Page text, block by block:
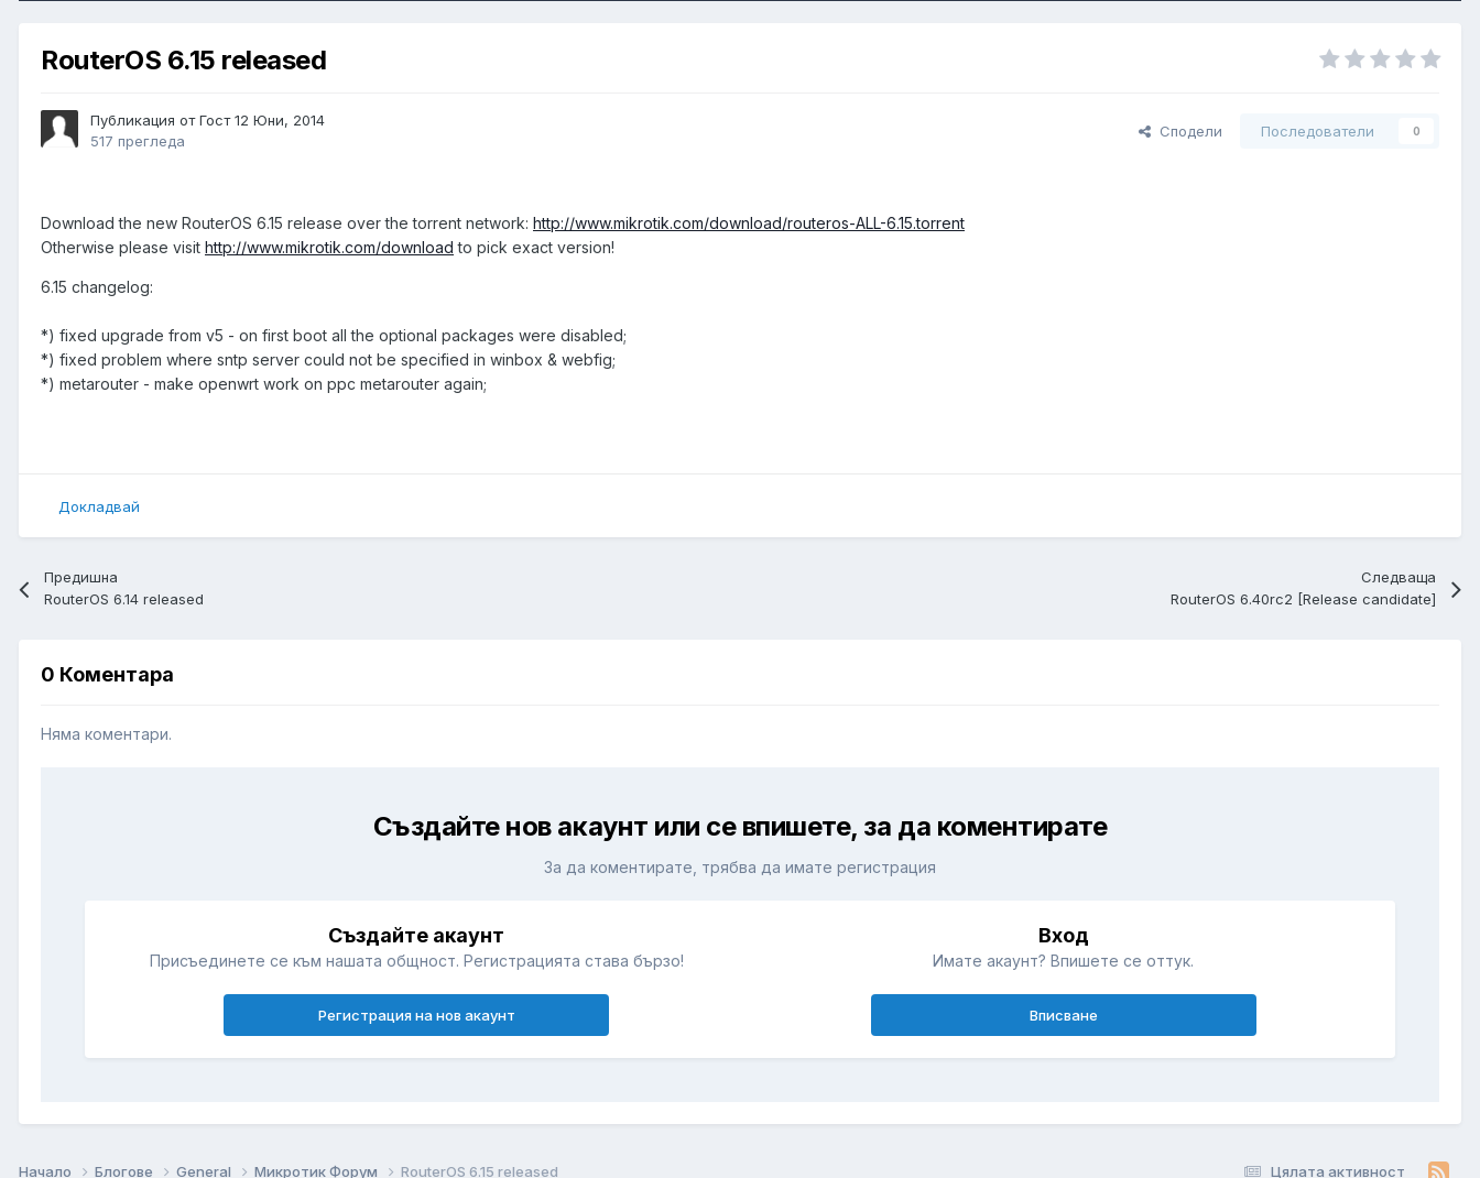
RouterOS 6.15 released
Публикация от Гост12 Юни, 2014
517 прегледа
Сподели Последователи 0
Download the new RouterOS 6.15 release over the torrent network: http://www.mikrotik.com/download/routeros-ALL-6.15.torrent
Otherwise please visit http://www.mikrotik.com/download to pick exact version!
6.15 changelog:
*) fixed upgrade from v5 - on first boot all the optional packages were disabled;
*) fixed problem where sntp server could not be specified in winbox & webfig;
*) metarouter - make openwrt work on ppc metarouter again;
Докладвай
Предишна
RouterOS 6.14 released
Следваща
RouterOS 6.40rc2 [Release candidate]
0 Коментара
Няма коментари.
Създайте нов акаунт или се впишете, за да коментирате
За да коментирате, трябва да имате регистрация
Създайте акаунт
Присъединете се към нашата общност. Регистрацията става бързо!
Регистрация на нов акаунт
Вход
Имате акаунт? Впишете се оттук.
Вписване
Цялата активност
Начало Блогове General Микротик Форум RouterOS 6.15 released